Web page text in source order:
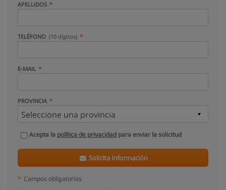
APELLIDOS
TELÉFONO (10 dígitos)
E-MAIL
PROVINCIA
Acepta la política de privacidad para enviar la solicitud
Solicita información
* Campos obligatorios